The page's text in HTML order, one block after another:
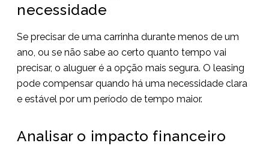
necessidade
Se precisar de uma carrinha durante menos de um
ano, ou se não sabe ao certo quanto tempo vai
precisar, o aluguer é a opção mais segura. O leasing
pode compensar quando há uma necessidade clara
e estável por um período de tempo maior.
Analisar o impacto financeiro